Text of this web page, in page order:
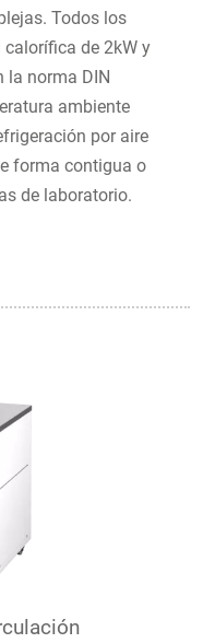
Todos los
de 2kW y
la norma DIN
ambiente
por aire
forma contigua o
de laboratorio.